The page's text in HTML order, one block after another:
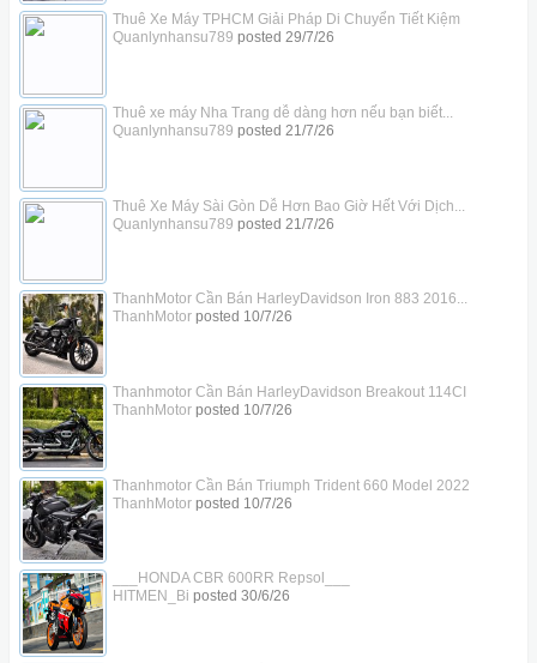
Thuê Xe Máy TPHCM Giải Pháp Di Chuyển Tiết Kiệm
Quanlynhansu789 posted 29/7/26
Thuê xe máy Nha Trang dễ dàng hơn nếu bạn biết...
Quanlynhansu789 posted 21/7/26
Thuê Xe Máy Sài Gòn Dễ Hơn Bao Giờ Hết Với Dịch...
Quanlynhansu789 posted 21/7/26
ThanhMotor Cần Bán HarleyDavidson Iron 883 2016...
ThanhMotorposted 10/7/26
Thanhmotor Cần Bán HarleyDavidson Breakout 114CI
ThanhMotorposted 10/7/26
Thanhmotor Cần Bán Triumph Trident 660 Model 2022
ThanhMotorposted 10/7/26
___HONDA CBR 600RR Repsol___
HITMEN_Bi posted 30/6/26